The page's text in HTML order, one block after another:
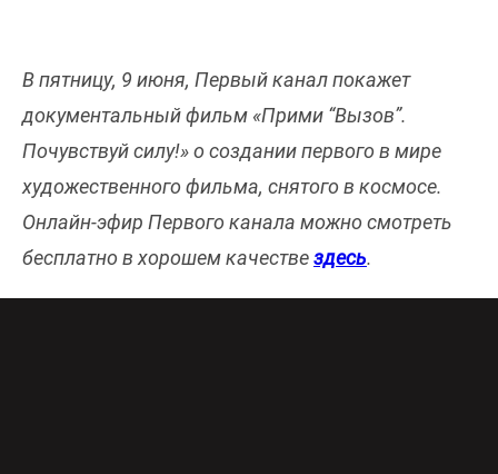
В пятницу, 9 июня, Первый канал покажет
документальный фильм «Прими “Вызов”.
Почувствуй силу!» о создании первого в мире
художественного фильма, снятого в космосе.
Онлайн-эфир Первого канала можно смотреть
бесплатно в хорошем качествездесь.